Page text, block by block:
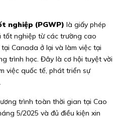
nghiệp (PGWP) là giấy phép
tốt nghiệp từ các trường cao
Canada ở lại và làm việc tại
trình học. Đây là cơ hội tuyệt vời
việc quốc tế, phát triển sự
trình toàn thời gian tại Cao
5/2025 và đủ điều kiện xin